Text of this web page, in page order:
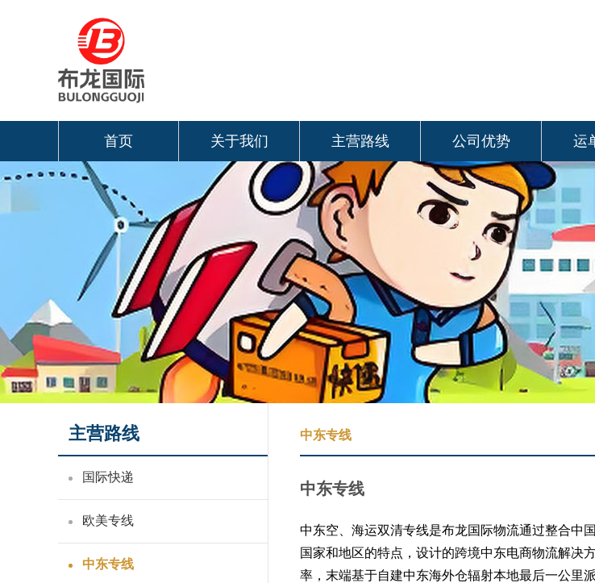
首页 关于我们 主营路线 公司优势 运
主营路线
国际快递
欧美专线
中东专线
中东专线
中东专线
中东空、海运双清专线是布龙国际物流通过整合中
国家和地区的特点，设计的跨境中东电商物流解决
率，末端基于自建中东海外仓辐射本地最后一公里